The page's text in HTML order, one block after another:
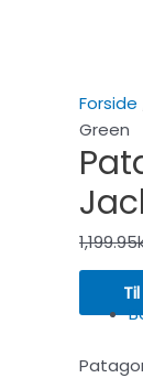
Forside
Green
1,199.95